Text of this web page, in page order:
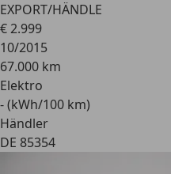
EXPORT/HÄNDLE
€ 2.999
10/2015
67.000 km
Elektro
- (kWh/100 km)
Händler
DE 85354